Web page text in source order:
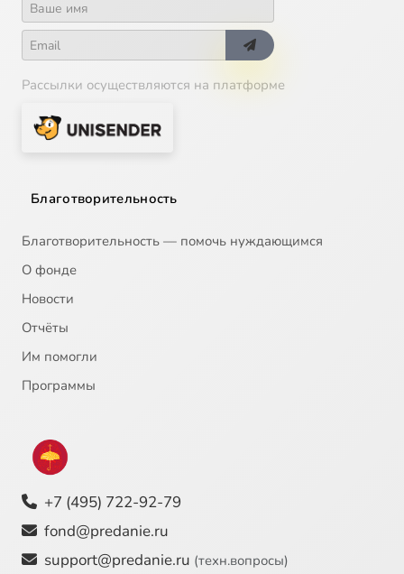
Рассылки осуществляются на платформе
Благотворительность
Благотворительность — помочь нуждающимся
О фонде
Новости
Отчёты
Им помогли
Программы
+7 (495) 722-92-79
fond@predanie.ru
support@predanie.ru (техн.вопросы)